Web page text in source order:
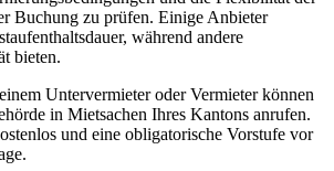
Buchung zu prüfen. Einige Anbieter
während andere
bieten.
Untervermieter oder Vermieter können
in Mietsachen Ihres Kantons anrufen.
und eine obligatorische Vorstufe vor